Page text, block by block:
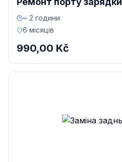
~ 2 години
6 місяців
990,00 Kč